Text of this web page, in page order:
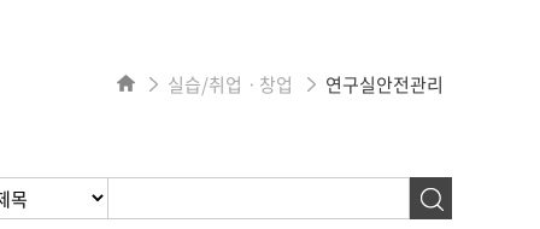
실습/취업ㆍ창업 연구실안전관리